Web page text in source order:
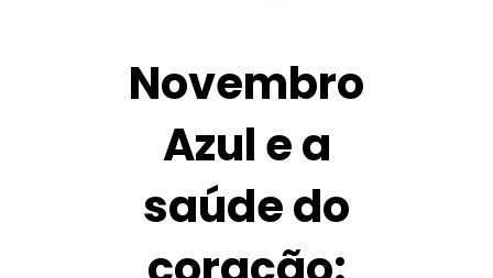
Novembro
Azul e a
saúde do